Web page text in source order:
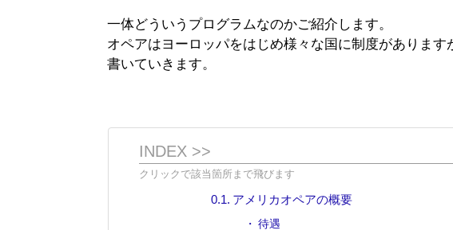
一体どういうプログラムなのかご紹介します。
オペアはヨーロッパをはじめ様々な国に制度がありま
書いていきます。
INDEX >>
アメリカオペアの概要
待遇